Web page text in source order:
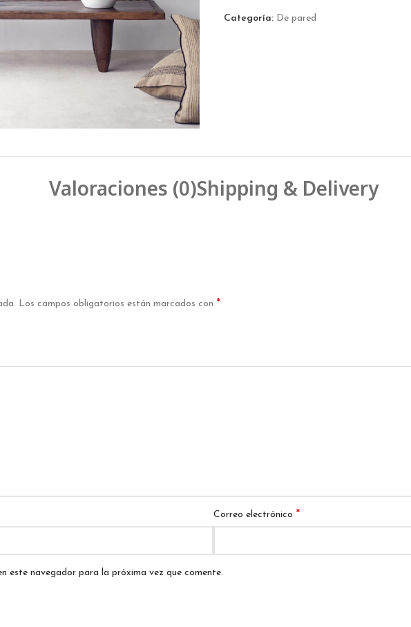
Categoría: De pared
Valoraciones (0)Shipping & Delivery
Los campos obligatorios están marcados con *
Correo electrónico *
este navegador para la próxima vez que comente.